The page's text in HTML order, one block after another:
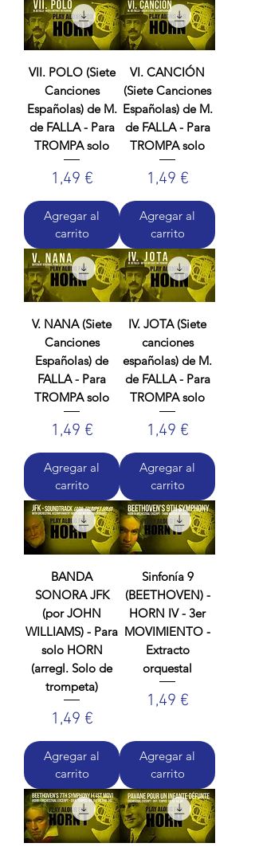
VII. POLO (Siete
Canciones
Españolas) de M.
de FALLA - Para
TROMPA solo
Precio
1,49 €
Agregar al
carrito
VI. CANCIÓN
(Siete Canciones
Españolas) de M.
de FALLA - Para
TROMPA solo
Precio
1,49 €
Agregar al
carrito
V. NANA (Siete
Canciones
Españolas) de
FALLA - Para
TROMPA solo
Precio
1,49 €
Agregar al
carrito
IV. JOTA (Siete
canciones
españolas) de M.
de FALLA - Para
TROMPA solo
Precio
1,49 €
Agregar al
carrito
BANDA
SONORA JFK
(por JOHN
WILLIAMS) - Para
solo HORN
(arregl. Solo de
trompeta)
Precio
1,49 €
Agregar al
carrito
Sinfonía 9
(BEETHOVEN) -
HORN IV - 3er
MOVIMIENTO -
Extracto
orquestal
Precio
1,49 €
Agregar al
carrito